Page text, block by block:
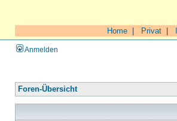
Home Privat
Anmelden
Foren-Übersicht